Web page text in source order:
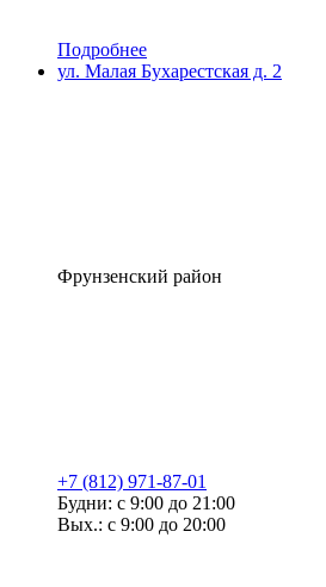
Подробнее
ул. Малая Бухарестская д. 2
Фрунзенский район
+7 (812) 971-87-01
Будни: с 9:00 до 21:00
Вых.: с 9:00 до 20:00